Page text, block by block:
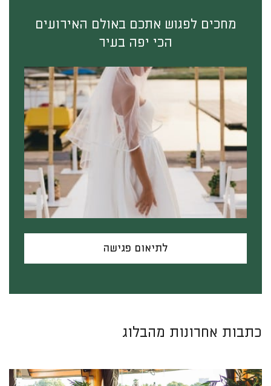
מחכים לפגוש אתכם באולם האירועים
הכי יפה בעיר
לתיאום פגישה
כתבות אחרונות מהבלוג